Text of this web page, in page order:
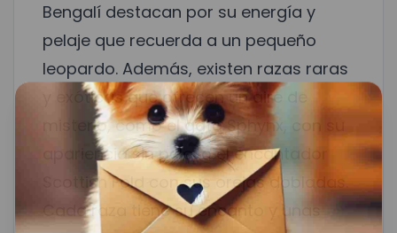
Bengalí destacan por su energía y
pelaje que recuerda a un pequeño
leopardo. Además, existen razas raras
y exóticas que ofrecen un aire de
misterio, como el gato Sphynx, con su
apariencia sin pelo, o el encantador
Scottish Fold con sus orejas dobladas.
Cada raza tiene su encanto y unas